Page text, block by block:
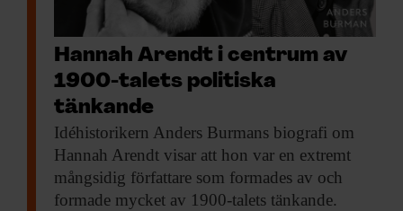
Hannah Arendt i centrum av
1900-talets politiska
tänkande
Idéhistorikern Anders Burmans biografi om
Hannah Arendt visar att hon var en extremt
mångsidig författare som formades av och
formade mycket av 1900-talets tänkande.